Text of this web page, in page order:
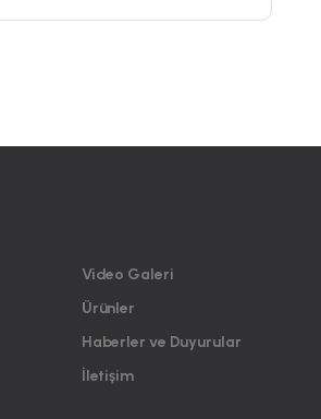
Video Galeri
Ürünler
Haberler ve Duyurular
İletişim